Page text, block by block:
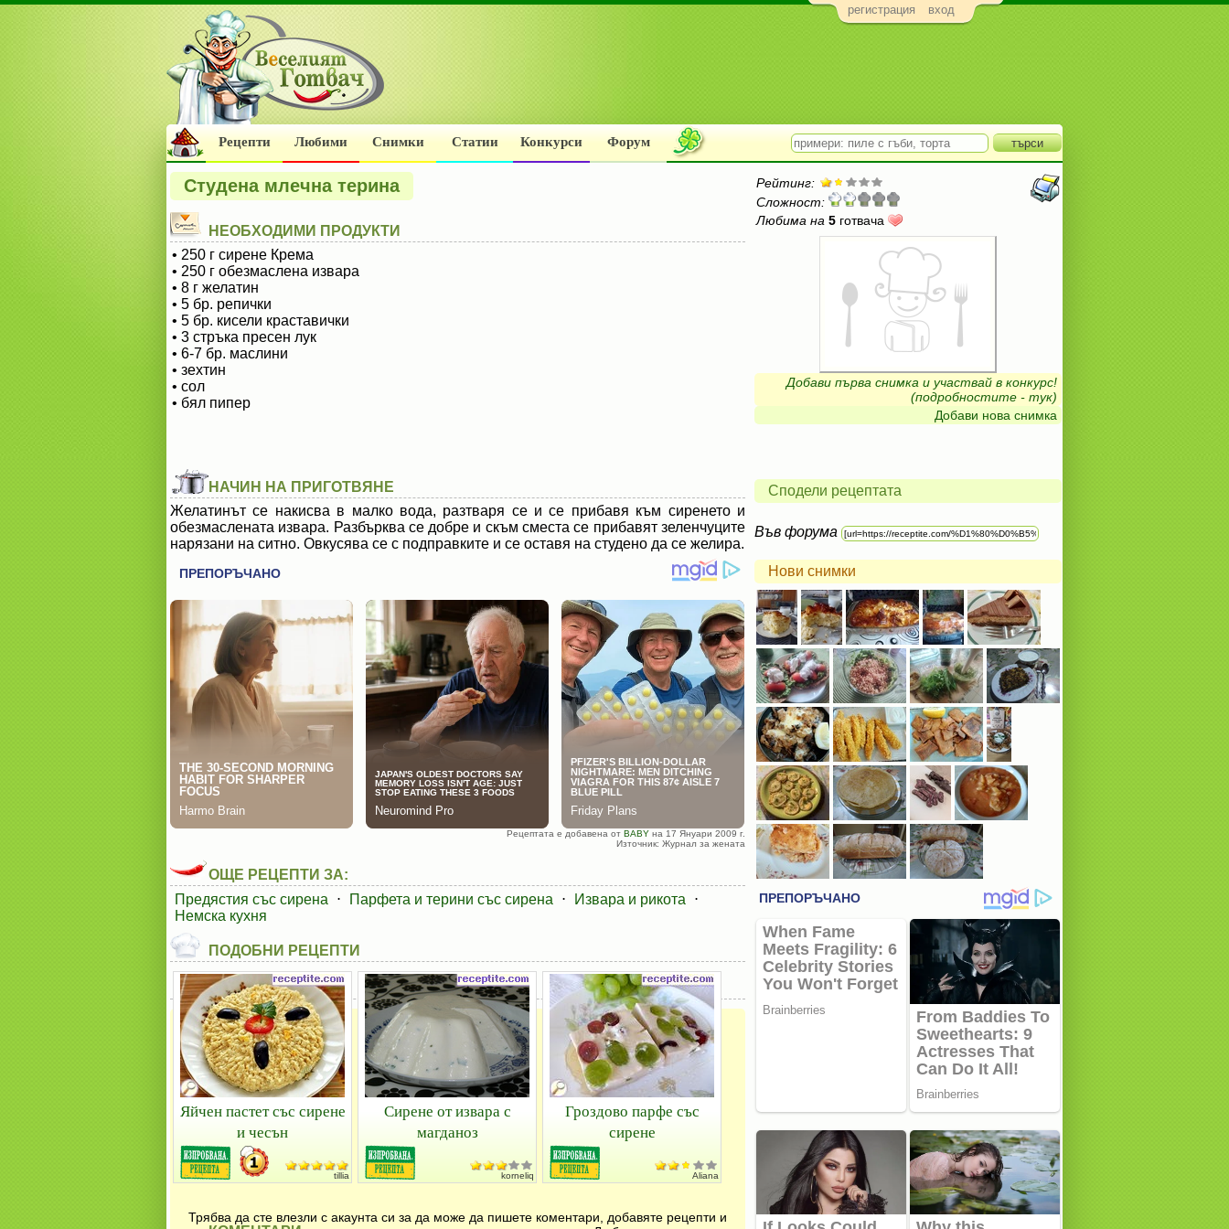
регистрация вход
Рецепти Любими Снимки Статии Конкурси Форум
Студена млечна терина
Рейтинг:
Сложност:
Любима на 5 готвача
Добави първа снимка и участвай в конкурс!
(подробностите - тук)
Добави нова снимка
НЕОБХОДИМИ ПРОДУКТИ
• 250 г сирене Крема
• 250 г обезмаслена извара
• 8 г желатин
• 5 бр. репички
• 5 бр. кисели краставички
• 3 стръка пресен лук
• 6-7 бр. маслини
• зехтин
• сол
• бял пипер
НАЧИН НА ПРИГОТВЯНЕ
Желатинът се накисва в малко вода, разтваря се и се прибавя към сиренето и
обезмаслената извара. Разбърква се добре и скъм сместа се прибавят зеленчуците
нарязани на ситно. Овкусява се с подправките и се оставя на студено да се желира.
Рецептата е добавена от BABY на 17 Януари 2009 г.
Източник: Журнал за жената
ОЩЕ РЕЦЕПТИ ЗА:
Предястия със сирена
⋅ Парфета и терини със сирена ⋅ Извара и рикота
⋅
Немска кухня
ПОДОБНИ РЕЦЕПТИ
Яйчен пастет със сирене
и чесън
tillia
Сирене от извара с
магданоз
korneliq
Гроздово парфе със
сирене
Aliana
Трябва да сте влезли с акаунта си за да може да пишете коментари, добавяте рецепти и
Сподели рецептата
Във форума
Нови снимки